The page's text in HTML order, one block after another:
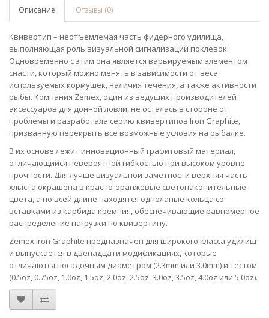
Описание Отзывы (0)
Квивертип – неотъемлемая часть фидерного удилища,
выполняющая роль визуальной сигнализации поклевок.
Одновременно с этим она является варьируемым элементом
снасти, который можно менять в зависимости от веса
используемых кормушек, наличия течения, а также активности
рыбы. Компания Zemex, один из ведущих производителей
аксессуаров для донной ловли, не осталась в стороне от
проблемы и разработала серию квивертипов Iron Graphite,
призванную перекрыть все возможные условия на рыбалке.
В их основе лежит инновационный графитовый материал,
отличающийся невероятной гибкостью при высоком уровне
прочности. Для лучше визуальной заметности верхняя часть
хлыста окрашена в красно-оранжевые светонакопительные
цвета, а по всей длине находятся однолапые кольца со
вставками из карбида кремния, обеспечивающие равномерное
распределение нагрузки по квивертипу.
Zemex Iron Graphite предназначен для широкого класса удилищ
и выпускается в двенадцати модификациях, которые
отличаются посадочным диаметром (2.3mm или 3.0mm) и тестом
(0.5oz, 0.75oz, 1.0oz, 1.5oz, 2.0oz, 2.5oz, 3.0oz, 3.5oz, 4.0oz или 5.0oz).